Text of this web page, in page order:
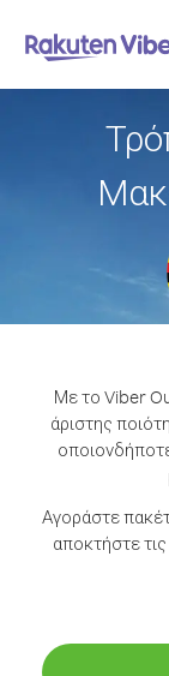
Με το Viber
άριστης
Αγοράστε
αποκτήστε